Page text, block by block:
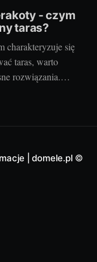
- czym
taras?
charakteryzuje się
taras, warto
rozwiązania.
niż tylko
taras i dlaczego
| domele.pl ©